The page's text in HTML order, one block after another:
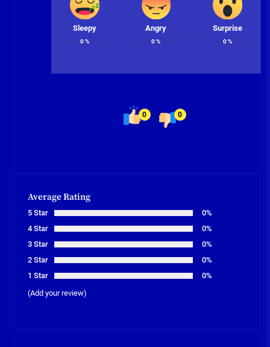
Sleepy
0%
Angry
0%
Surprise
0%
0 0
Average Rating
5 Star
0%
4 Star
0%
3 Star
0%
2 Star
0%
1 Star
0%
(Add your review)